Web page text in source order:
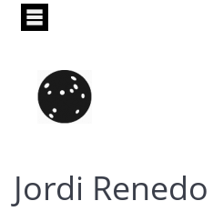
Pasar
principal
Jordi Renedo